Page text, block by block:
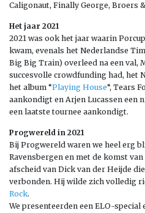
Caligonaut, Finally George, Broers
Het jaar 2021
2021 was ook het jaar waarin
kwam, evenals het Nederlandse
Big Big Train) overleed na een val,
succesvolle crowdfunding had, het
het album “Playing House“, Tears
aankondigt en Arjen Lucassen een
een laatste tournee aankondigt.
Progwereld in 2021
Bij Progwereld waren we heel erg
Ravensbergen en met de komst
afscheid van Dick van der Heijde
verbonden. Hij wilde zich volledig
Rock.
We presenteerden een ELO-